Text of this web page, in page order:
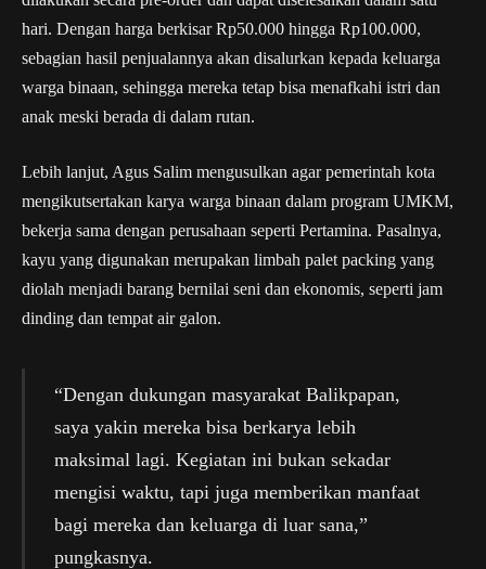
hari. Dengan harga berkisar Rp50.000 hingga Rp100.000,
sebagian hasil penjualannya akan disalurkan kepada keluarga
warga binaan, sehingga mereka tetap bisa menafkahi istri dan
anak meski berada di dalam rutan.
Lebih lanjut, Agus Salim mengusulkan agar pemerintah kota
mengikutsertakan karya warga binaan dalam program UMKM,
bekerja sama dengan perusahaan seperti Pertamina. Pasalnya,
kayu yang digunakan merupakan limbah palet packing yang
diolah menjadi barang bernilai seni dan ekonomis, seperti jam
dinding dan tempat air galon.
“Dengan dukungan masyarakat Balikpapan,
saya yakin mereka bisa berkarya lebih
maksimal lagi. Kegiatan ini bukan sekadar
mengisi waktu, tapi juga memberikan manfaat
bagi mereka dan keluarga di luar sana,”
pungkasnya.